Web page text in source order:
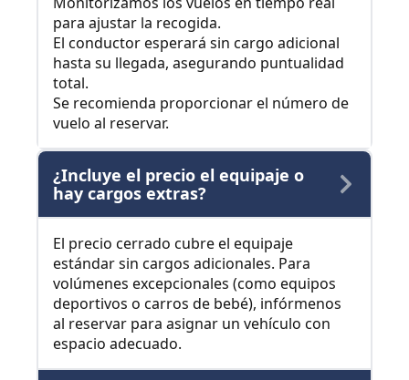
para ajustar la recogida.
El conductor esperará sin cargo adicional
hasta su llegada, asegurando puntualidad
total.
Se recomienda proporcionar el número de
vuelo al reservar.
¿Incluye el precio el equipaje o
hay cargos extras?
El precio cerrado cubre el equipaje
estándar sin cargos adicionales. Para
volúmenes excepcionales (como equipos
deportivos o carros de bebé), infórmenos
al reservar para asignar un vehículo con
espacio adecuado.